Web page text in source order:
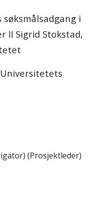
søksmålsadgang i
II Sigrid Stokstad,
Universitetets
(Prosjektleder)